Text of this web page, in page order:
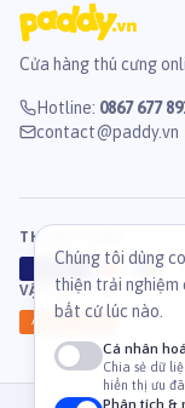
Cửa hàng thú cưng
Hotline: 0867 677
contact@paddy.vn
THANH TOÁN
B
VẬN CHUYỂN
Ahamove
Chúng tôi dùng
thiện trải nghiệm
bất cứ lúc nào.
Cá nhân
Chia sẻ dữ
hiển thị ưu
Phân tích &